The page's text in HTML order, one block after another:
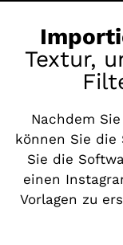
Textur,
Nachdem
können Sie die
Sie die
einen
Vorlagen zu